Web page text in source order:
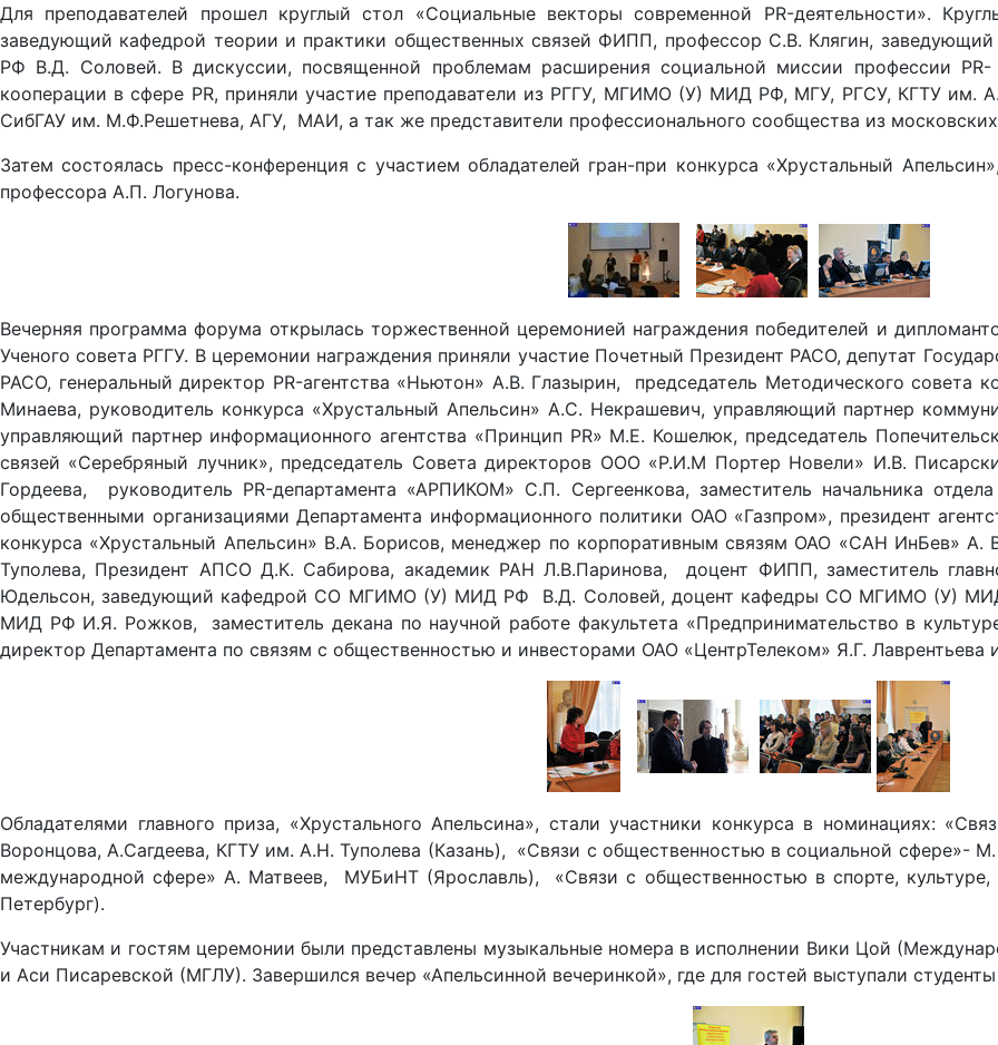
Для преподавателей прошел круглый стол «Социальные векторы современной PR-деятельности».
заведующий кафедрой теории и практики общественных связей ФИПП, профессор С.В. Клягин,
РФ В.Д. Соловей. В дискуссии, посвященной проблемам расширения социальной миссии профессии PR-
кооперации в сфере PR, приняли участие преподаватели из РГГУ, МГИМО (У) МИД РФ, МГУ, РГСУ, КГТУ им.
СибГАУ им. М.Ф.Решетнева, АГУ, МАИ, а так же представители профессионального сообщества из
Затем состоялась пресс-конференция с участием обладателей гран-при конкурса «Хрустальный
профессора А.П. Логунова.
Вечерняя программа форума открылась торжественной церемонией награждения победителей и
Ученого совета РГГУ. В церемонии награждения приняли участие Почетный Президент РАСО, депутат
РАСО, генеральный директор PR-агентства «Ньютон» А.В. Глазырин, председатель Методического
Минаева, руководитель конкурса «Хрустальный Апельсин» А.С. Некрашевич, управляющий партнер
управляющий партнер информационного агентства «Принцип PR» М.Е. Кошелюк, председатель
связей «Серебряный лучник», председатель Совета директоров ООО «Р.И.М Портер Новели» И.В.
Гордеева, руководитель PR-департамента «АРПИКОМ» С.П. Сергеенкова, заместитель начальника
общественными организациями Департамента информационного политики ОАО «Газпром», президент
конкурса «Хрустальный Апельсин» В.А. Борисов, менеджер по корпоративным связям ОАО «САН ИнБев» А.
Туполева, Президент АПСО Д.К. Сабирова, академик РАН Л.В.Паринова, доцент ФИПП, заместитель
Юдельсон, заведующий кафедрой СО МГИМО (У) МИД РФ В.Д. Соловей, доцент кафедры СО МГИМО (У)
МИД РФ И.Я. Рожков, заместитель декана по научной работе факультета «Предпринимательство в
директор Департамента по связям с общественностью и инвесторами ОАО «ЦентрТелеком» Я.Г. Лаврентьева
Обладателями главного приза, «Хрустального Апельсина», стали участники конкурса в номинациях:
Воронцова, А.Сагдеева, КГТУ им. А.Н. Туполева (Казань), «Связи с общественностью в социальной сфере»-
международной сфере» А. Матвеев, МУБиНТ (Ярославль), «Связи с общественностью в спорте,
Петербург).
Участникам и гостям церемонии были представлены музыкальные номера в исполнении Вики Цой
и Аси Писаревской (МГЛУ). Завершился вечер «Апельсинной вечеринкой», где для гостей выступали студенты